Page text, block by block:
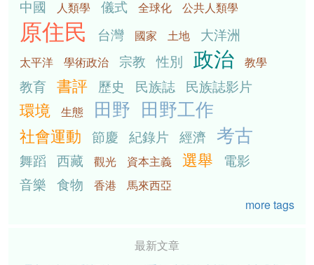
中國 人類學 儀式 全球化 公共人類學
原住民 台灣 國家 土地 大洋洲
太平洋 學術政治 宗教 性別 政治 教學
教育 書評 歷史 民族誌 民族誌影片
環境 生態 田野 田野工作
社會運動 節慶 紀錄片 經濟 考古
舞蹈 西藏 觀光 資本主義 選舉
電影
音樂 食物 香港
馬來西亞
more tags
最新文章